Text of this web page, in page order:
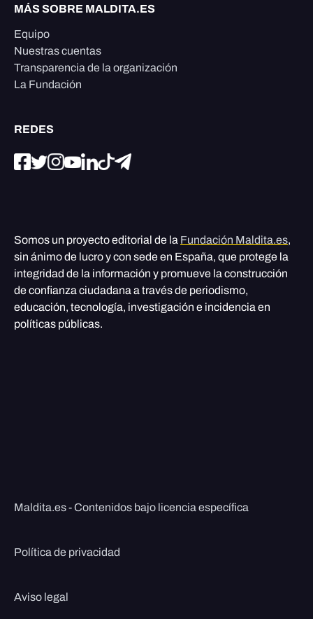
MÁS SOBRE MALDITA.ES
Equipo
Nuestras cuentas
Transparencia de la organización
La Fundación
REDES
Somos un proyecto editorial de la Fundación Maldita.es,
sin ánimo de lucro y con sede en España, que protege la
integridad de la información y promueve la construcción
de confianza ciudadana a través de periodismo,
educación, tecnología, investigación e incidencia en
políticas públicas.
Maldita.es - Contenidos bajo licencia específica
Política de privacidad
Aviso legal